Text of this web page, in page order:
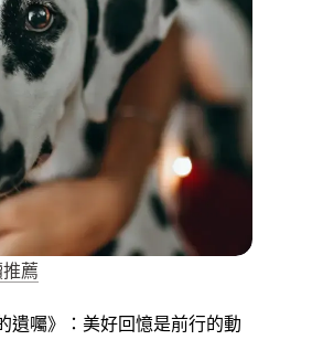
推薦
遺囑》：美好回憶是前行的動